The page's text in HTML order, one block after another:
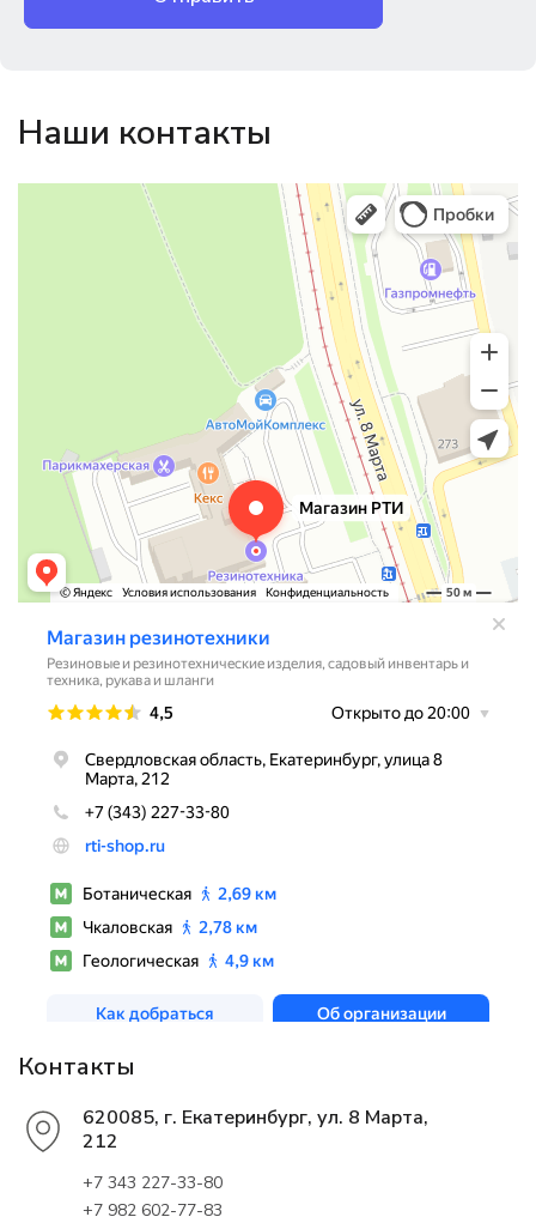
Наши контакты
Магазин резинотехники
Резиновые и резинотехнические изделия в Екатеринбурге
Садовый инвентарь и техника в Екатеринбурге
Контакты
620085, г. Екатеринбург, ул. 8 Марта,
212
+7 343 227-33-80
+7 982 602-77-83